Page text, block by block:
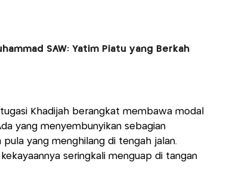
SAW: Yatim Piatu yang Berkah
Khadijah berangkat membawa modal
yang menyembunyikan sebagian
pula yang menghilang di tengah jalan.
seringkali menguap di tangan